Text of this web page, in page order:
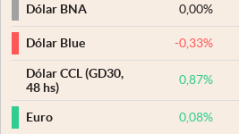
Dólar BNA
0,00%
Dólar Blue -0,33%
Dólar CCL (GD30,
48 hs)
0,87%
Euro 0,08%